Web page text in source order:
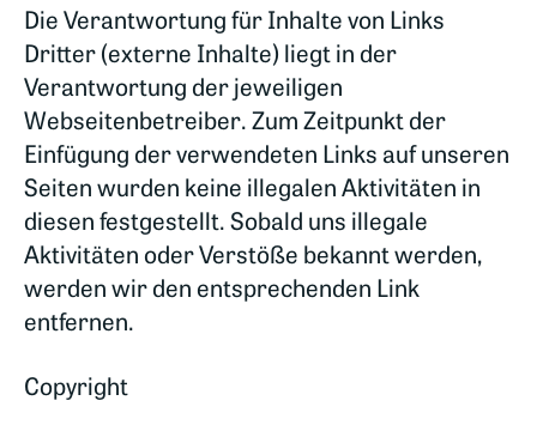
Die Verantwortung für Inhalte von Links
Dritter (externe Inhalte) liegt in der
Verantwortung der jeweiligen
Webseitenbetreiber. Zum Zeitpunkt der
Einfügung der verwendeten Links auf unseren
Seiten wurden keine illegalen Aktivitäten in
diesen festgestellt. Sobald uns illegale
Aktivitäten oder Verstöße bekannt werden,
werden wir den entsprechenden Link
entfernen.
Copyright